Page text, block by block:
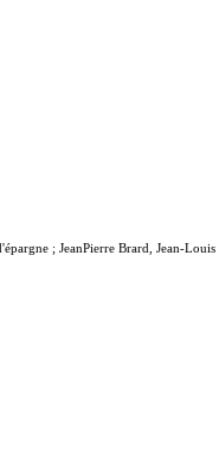
; JeanPierre Brard, Jean-